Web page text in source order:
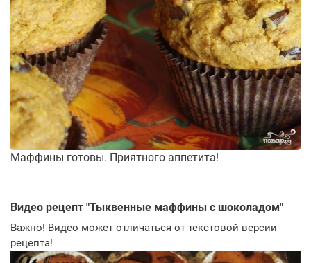
Маффины готовы. Приятного аппетита!
Видео рецепт "Тыквенные маффины с шоколадом"
Важно! Видео может отличаться от текстовой версии
рецепта!